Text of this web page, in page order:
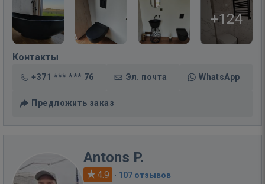
+124
Контакты
+371 *** *** 76 Эл. почта WhatsApp
Предложить заказ
Antons P.
4.9 · 107 отзывов